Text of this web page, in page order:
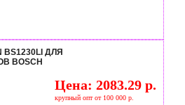
BS1230LI ДЛЯ
BOSCH
Цена: 2083.29 р.
крупный опт от 100 000 р.